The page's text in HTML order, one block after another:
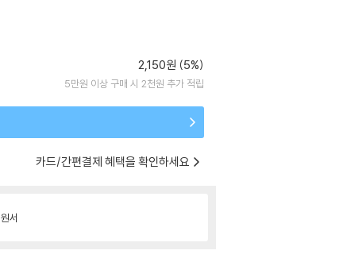
2,150원 (5%)
5만원 이상 구매 시 2천원 추가 적립
카드/간편결제 혜택을 확인하세요
원서